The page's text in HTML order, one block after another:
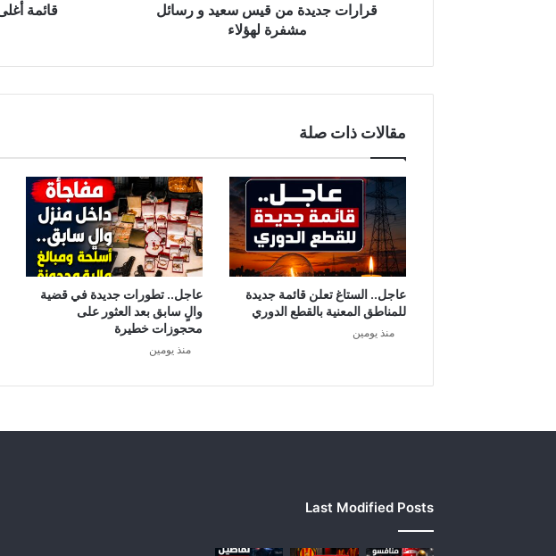
قرارات جديدة من قيس سعيد و رسائل
مشفرة لهؤلاء
مقالات ذات صلة
عاجل.. الستاغ تعلن قائمة جديدة
للمناطق المعنية بالقطع الدوري
منذ يومين
عاجل.. تطورات جديدة في قضية
والٍ سابق بعد العثور على
محجوزات خطيرة
منذ يومين
Last Modified Posts